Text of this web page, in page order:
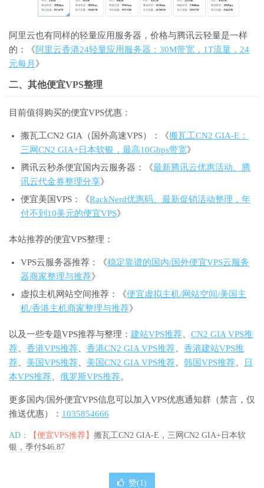
阿里云也有同样的轻量应用服务器，价格与腾讯云轻量是一样
的：《阿里云香港24轻量应用服务器：30M带宽，1T流量，24
元每月 》
二、其他便宜VPS整理
目前值得购买的便宜VPS优惠：
搬瓦工CN2 GIA（国外高速VPS）：《搬瓦工CN2 GIA-E：
三网CN2 GIA+日本软银，最高10Gbps带宽》
腾讯云秒杀便宜国内云服务器：《最新腾讯云优惠活动、腾
讯云代金券整理分享》
便宜美国VPS：《RackNerd优惠码、最新促销活动整理，年
付不到10美元的便宜VPS》
本站推荐的便宜VPS整理：
VPS云服务器推荐：《稳定靠谱的国内/国外便宜VPS云服务
器商家整理与推荐》
虚拟主机网站空间推荐：《便宜虚拟主机/网站空间/美国主
机/香港主机商家整理与推荐》
以及一些专题VPS推荐与整理： 建站VPS推荐
CN2 GIA VPS推
荐
香港VPS推荐 香港CN2 GIA VPS推荐
香港建站VPS推
荐
美国VPS推荐 美国CN2 GIA VPS推荐 韩国VPS推荐
日
本VPS推荐
俄罗斯VPS推荐。
更多国内/国外便宜VPS信息可以加入VPS优惠通知群（禁言，仅
推送优惠）： 1035854666
AD： 【便宜VPS推荐】 搬瓦工CN2 GIA-E，三网CN2 GIA+日本软
银，季付$46.87
赞(1)